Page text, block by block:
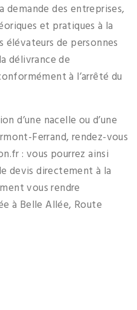
demande des entreprises,
et pratiques à la
de personnes
délivrance de
à l’arrêté du
d’une nacelle ou d’une
Ferrand, rendez-vous
: vous pourrez ainsi
devis directement à la
vous rendre
à Belle Allée, Route